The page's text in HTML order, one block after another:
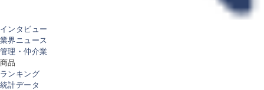
インタビュー
業界ニュース
管理・仲介業
商品
ランキング
統計データ